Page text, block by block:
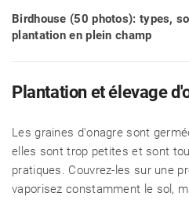
Birdhouse (50 photos): types,
plantation en plein champ
Plantation et élevage
Les graines d'onagre sont
elles sont trop petites et sont
pratiques. Couvrez-les sur une
vaporisez constamment le sol,